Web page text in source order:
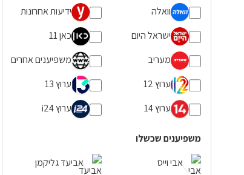
וואלה
ידיעות אחרונות
ישראל היום
כאן 11
מעריב
משפיענים אחרים
ערוץ 12
ערוץ 13
ערוץ 14
ערוץ i24
משפיענים שכשלו
אבי וייס
אביעד גליקמן